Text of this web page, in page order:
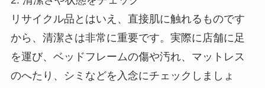
リサイクル品とはいえ、直接肌に触れるものです
から、清潔さは非常に重要です。実際に店舗に足
を運び、ベッドフレームの傷や汚れ、マットレス
のへたり、シミなどを入念にチェックしましょ